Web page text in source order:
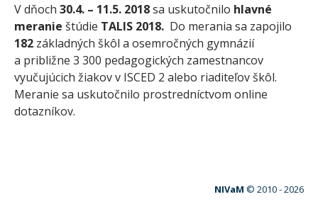
V dňoch 30.4. – 11.5. 2018sa uskutočnilo hlavné
meranie štúdie TALIS 2018. Do merania sa zapojilo
182 základných škôl a osemročných gymnázií
a približne 3 300 pedagogických zamestnancov
vyučujúcich žiakov v ISCED 2 alebo riaditeľov škôl.
Meranie sa uskutočnilo prostredníctvom online
dotazníkov.
NIVaM © 2010 -2026